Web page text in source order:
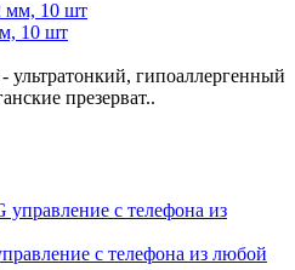
10 шт
ультратонкий, гипоаллергенный
презерват..
с телефона из любой